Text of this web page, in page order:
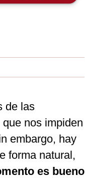
de las
nos impiden
embargo, hay
forma natural,
es bueno